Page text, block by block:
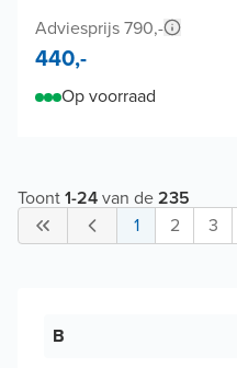
Adviesprijs 790,-
440,-
Op voorraad
Toont1-24van de235
1
2 3
B